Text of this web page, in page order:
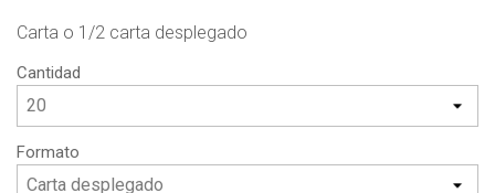
Carta o 1/2 carta desplegado
Cantidad
Formato